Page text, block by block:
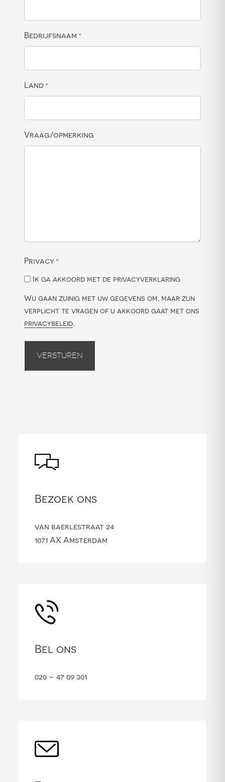
Bedrijfsnaam *
Land *
Vraag/opmerking
Privacy *
Ik ga akkoord met de privacyverklaring
Wij gaan zuinig met uw gegevens om, maar zijn
verplicht te vragen of u akkoord gaat met ons
privacybeleid.
Versturen
Bezoek ons
van baerlestraat 24
1071 AX Amsterdam
Bel ons
020 – 47 09 301